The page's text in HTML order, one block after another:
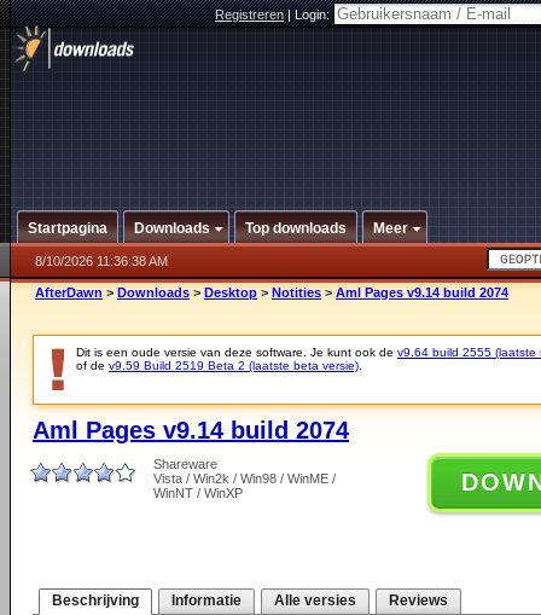
Registreren|Login:
Startpagina Downloads Top downloads Meer
8/10/2026 11:36:38 AM
AfterDawn > Downloads > Desktop > Notities > Aml Pages v9.14 build 2074
Dit is een oude versie van deze software. Je kunt ook de v9.64 build 2555 (laatste
of de v9.59 Build 2519 Beta 2 (laatste beta versie)
Aml Pages v9.14 build 2074
Shareware
Vista / Win2k / Win98 / WinME /
WinNT / WinXP
Beschrijving Informatie Alle versies Reviews